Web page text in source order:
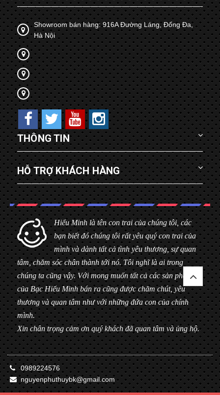
Showroom bán hàng: 916A Đường Láng, Đống Đa,
Hà Nội
THÔNG TIN
HỖ TRỢ KHÁCH HÀNG
Hiểu Minh là tên con trai của chúng tôi, các
bạn biết đó chúng tôi rất yêu quý con trai của
mình và dành tất cả tình yêu thương, sự quan
tâm, chăm sóc chân thành tới nó. Tôi nghĩ là ai trong
chúng ta cũng vậy. Với mong muốn tất cả các sản phẩm
của Bạc Hiểu Minh bán ra cũng được chăm chút, yêu
thương và quan tâm như với những đứa con của chính
mình.
Xin chân trọng cảm ơn quý khách đã quan tâm và ủng hộ.
0989224576
nguyenphuthuybk@gmail.com